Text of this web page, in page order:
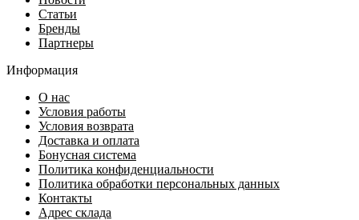
Статьи
Бренды
Партнеры
Информация
О нас
Условия работы
Условия возврата
Доставка и оплата
Бонусная система
Политика конфиденциальности
Политика обработки персональных данных
Контакты
Адрес склада